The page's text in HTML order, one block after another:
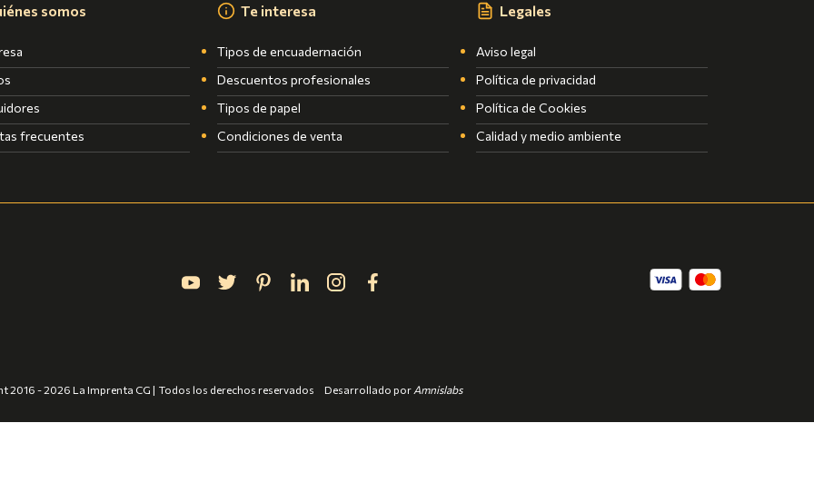
somos
frecuentes
Te interesa
Tipos de encuadernación
Descuentos profesionales
Tipos de papel
Condiciones de venta
Legales
Aviso legal
Política de privacidad
Política de Cookies
Calidad y medio ambiente
2016 - 2026 La Imprenta CG | Todos los derechos reservados Desarrollado por Amnislabs